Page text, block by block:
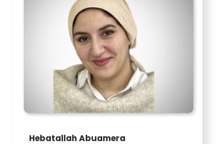
Hebatallah Abuamera